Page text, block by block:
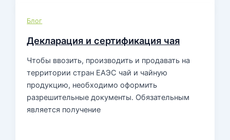
Блог
Декларация и сертификация чая
Чтобы ввозить, производить и продавать на
территории стран ЕАЭС чай и чайную
продукцию, необходимо оформить
разрешительные документы. Обязательным
является получение